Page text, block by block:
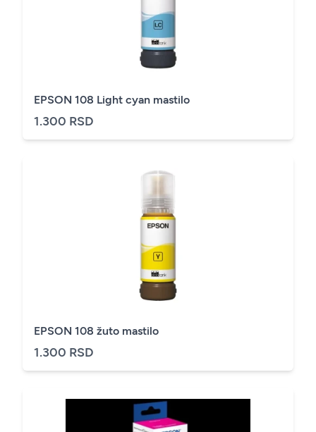
EPSON 108 Light cyan mastilo
1.300 RSD
EPSON 108 žuto mastilo
1.300 RSD